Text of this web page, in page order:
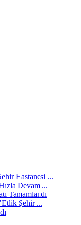
Hastanesi ...
Devam ...
Tamamlandı
Şehir ...